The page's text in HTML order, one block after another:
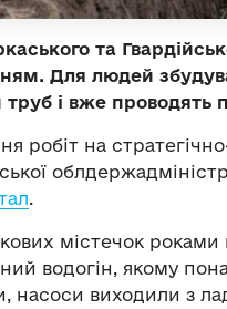
та
Для людей
і вже проводять
робіт на
містечок
водогін, якому
насоси виходили з